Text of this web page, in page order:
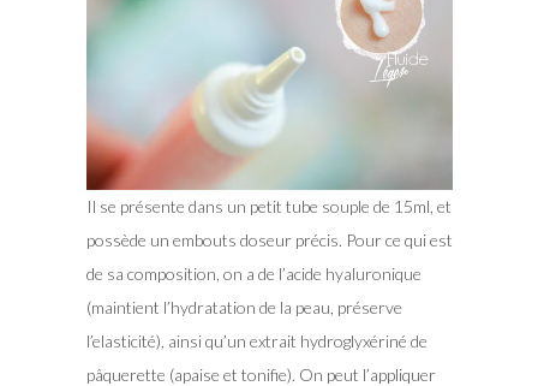
Il se présente dans un petit tube souple de 15ml, et
possède un embouts doseur précis. Pour ce qui est
de sa composition, on a de l’acide hyaluronique
(maintient l’hydratation de la peau, préserve
l’elasticité), ainsi qu’un extrait hydroglyxériné de
pâquerette (apaise et tonifie). On peut l’appliquer